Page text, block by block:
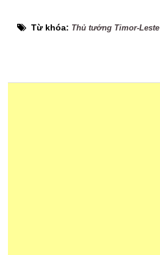
Từ khóa: Thủ tướng Timor-Leste